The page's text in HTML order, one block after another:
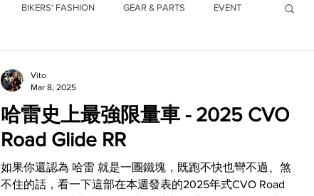
BIKERS' FASHION GEAR & PARTS EVENT
哈雷史上最強限量車 - 2025 CVO
Road Glide RR
如果你還認為 哈雷 就是一團鐵塊，既跑不快也彎不過、煞
不住的話，看一下這部在本週發表的2025年式CVO Road
Vito
Mar 8, 2025